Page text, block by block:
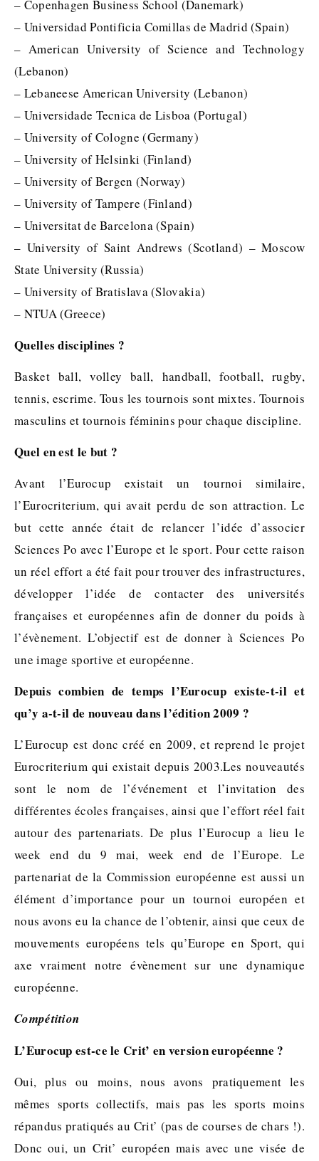
– Copenhagen Business School (Danemark)
– Universidad Pontificia Comillas de Madrid (Spain)
– American University of Science and Technology
(Lebanon)
– Lebaneese American University (Lebanon)
– Universidade Tecnica de Lisboa (Portugal)
– University of Cologne (Germany)
– University of Helsinki (Finland)
– University of Bergen (Norway)
– University of Tampere (Finland)
– Universitat de Barcelona (Spain)
– University of Saint Andrews (Scotland) – Moscow
State University (Russia)
– University of Bratislava (Slovakia)
– NTUA (Greece)
Quelles disciplines ?
Basket ball, volley ball, handball, football, rugby,
tennis, escrime. Tous les tournois sont mixtes. Tournois
masculins et tournois féminins pour chaque discipline.
Quel en est le but ?
Avant l’Eurocup existait un tournoi similaire,
l’Eurocriterium, qui avait perdu de son attraction. Le
but cette année était de relancer l’idée d’associer
Sciences Po avec l’Europe et le sport. Pour cette raison
un réel effort a été fait pour trouver des infrastructures,
développer l’idée de contacter des universités
françaises et européennes afin de donner du poids à
l’évènement. L’objectif est de donner à Sciences Po
une image sportive et européenne.
Depuis combien de temps l’Eurocup existe-t-il et
qu’y a-t-il de nouveau dans l’édition 2009 ?
L’Eurocup est donc créé en 2009, et reprend le projet
Eurocriterium qui existait depuis 2003.Les nouveautés
sont le nom de l’événement et l’invitation des
différentes écoles françaises, ainsi que l’effort réel fait
autour des partenariats. De plus l’Eurocup a lieu le
week end du 9 mai, week end de l’Europe. Le
partenariat de la Commission européenne est aussi un
élément d’importance pour un tournoi européen et
nous avons eu la chance de l’obtenir, ainsi que ceux de
mouvements européens tels qu’Europe en Sport, qui
axe vraiment notre évènement sur une dynamique
européenne.
Compétition
L’Eurocup est-ce le Crit’ en version européenne ?
Oui, plus ou moins, nous avons pratiquement les
mêmes sports collectifs, mais pas les sports moins
répandus pratiqués au Crit’ (pas de courses de chars !).
Donc oui, un Crit’ européen mais avec une visée de